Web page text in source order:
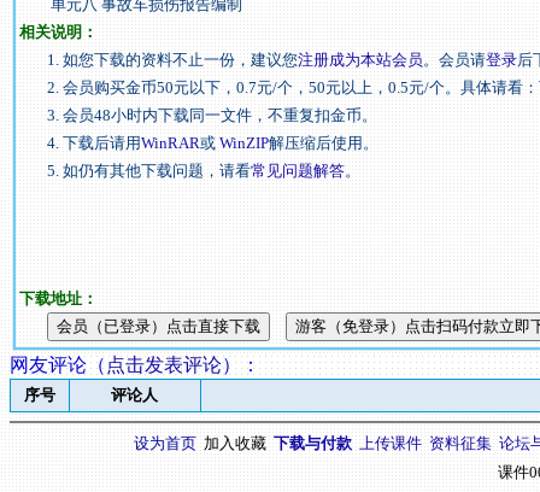
单元八 事故车损伤报告编制
相关说明：
1. 如您下载的资料不止一份，建议您注册成为本站会员。会员请登录后
2. 会员购买金币50元以下，0.7元/个，50元以上，0.5元/个。具体请看：
3. 会员48小时内下载同一文件，不重复扣金币。
4. 下载后请用WinRAR或WinZIP解压缩后使用。
5. 如仍有其他下载问题，请看常见问题解答。
下载地址：
网友评论（ 点击发表评论） ：
序号 评论人
设为首页 加入收藏 下载与付款 上传课件 资料征集 论坛
课件